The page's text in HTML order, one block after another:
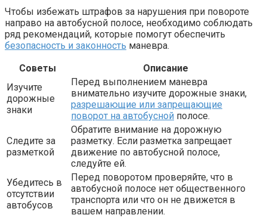
Чтобы избежать штрафов за нарушения при повороте
направо на автобусной полосе, необходимо соблюдать
ряд рекомендаций, которые помогут обеспечить
безопасность и законность маневра.
Советы
Описание
Изучите
дорожные
знаки
Перед выполнением маневра
внимательно изучите дорожные знаки,
разрешающие или запрещающие
поворот на автобусной полосе.
Следите за
разметкой
Обратите внимание на дорожную
разметку. Если разметка запрещает
движение по автобусной полосе,
следуйте ей.
Убедитесь в
отсутствии
автобусов
Перед поворотом проверяйте, что в
автобусной полосе нет общественного
транспорта или что он не движется в
вашем направлении.